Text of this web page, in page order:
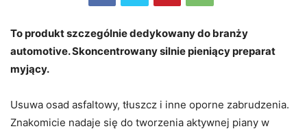
To produkt szczególnie dedykowany do branży
automotive. Skoncentrowany silnie pieniący preparat
myjący.
Usuwa osad asfaltowy, tłuszcz i inne oporne zabrudzenia.
Znakomicie nadaje się do tworzenia aktywnej piany w